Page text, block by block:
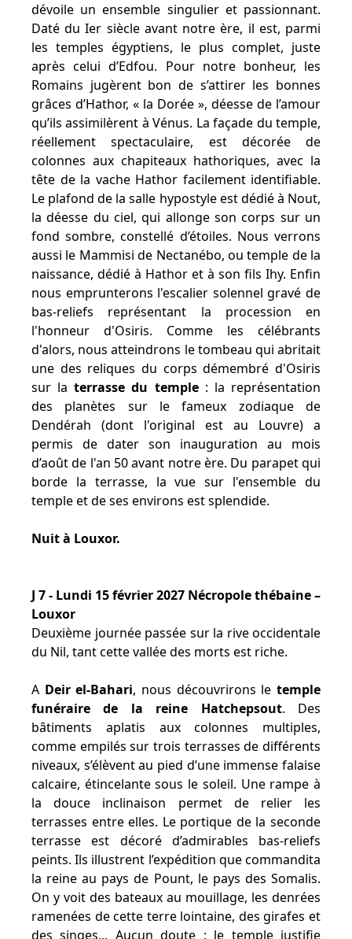
dévoile un ensemble singulier et passionnant.
Daté du Ier siècle avant notre ère, il est, parmi
les temples égyptiens, le plus complet, juste
après celui d’Edfou. Pour notre bonheur, les
Romains jugèrent bon de s’attirer les bonnes
grâces d’Hathor, « la Dorée », déesse de l’amour
qu’ils assimilèrent à Vénus. La façade du temple,
réellement spectaculaire, est décorée de
colonnes aux chapiteaux hathoriques, avec la
tête de la vache Hathor facilement identifiable.
Le plafond de la salle hypostyle est dédié à Nout,
la déesse du ciel, qui allonge son corps sur un
fond sombre, constellé d’étoiles. Nous verrons
aussi le Mammisi de Nectanébo, ou temple de la
naissance, dédié à Hathor et à son fils Ihy. Enfin
nous emprunterons l'escalier solennel gravé de
bas-reliefs représentant la procession en
l'honneur d'Osiris. Comme les célébrants
d'alors, nous atteindrons le tombeau qui abritait
une des reliques du corps démembré d'Osiris
sur laterrasse du temple: la représentation
des planètes sur le fameux zodiaque de
Dendérah (dont l'original est au Louvre) a
permis de dater son inauguration au mois
d’août de l'an 50 avant notre ère. Du parapet qui
borde la terrasse, la vue sur l'ensemble du
temple et de ses environs est splendide.
Nuit à Louxor.
J 7 - Lundi 15 février 2027 Nécropole thébaine –
Louxor
Deuxième journée passée sur la rive occidentale
du Nil, tant cette vallée des morts est riche.
A Deir el-Bahari, nous découvrirons letemple
funéraire de la reine Hatchepsout. Des
bâtiments aplatis aux colonnes multiples,
comme empilés sur trois terrasses de différents
niveaux, s’élèvent au pied d’une immense falaise
calcaire, étincelante sous le soleil. Une rampe à
la douce inclinaison permet de relier les
terrasses entre elles. Le portique de la seconde
terrasse est décoré d’admirables bas-reliefs
peints. Ils illustrent l’expédition que commandita
la reine au pays de Pount, le pays des Somalis.
On y voit des bateaux au mouillage, les denrées
ramenées de cette terre lointaine, des girafes et
des singes... Aucun doute : le temple justifie